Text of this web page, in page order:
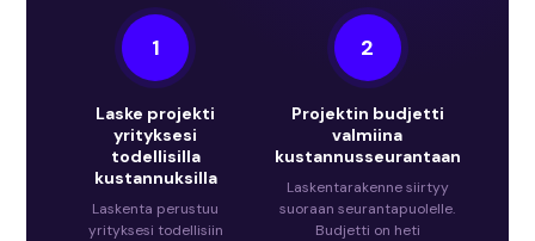
1
Laske projekti
yrityksesi
todellisilla
kustannuksilla
Laskenta perustuu
yrityksesi todellisiin
2
Projektin budjetti
valmiina
kustannusseurantaan
Laskentarakenne siirtyy
suoraan seurantapuolelle.
Budjetti on heti